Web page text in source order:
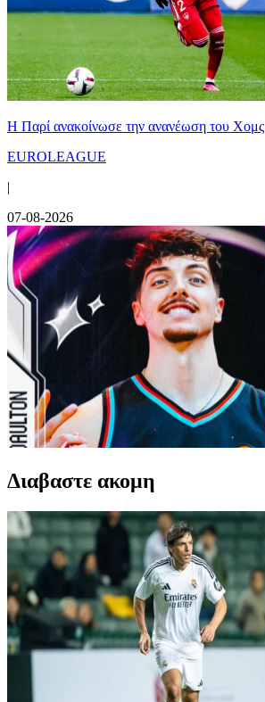
Η Παρί ανακοίνωσε την ανανέωση του Χομς
EUROLEAGUE
|
07-08-2026
Διαβαστε ακομη